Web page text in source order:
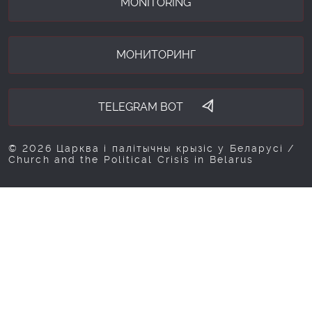
МОНИТОРИНГ
TELEGRAM BOT
© 2026 Царква і палітычны крызіс у Беларусі /
Church and the Political Crisis in Belarus